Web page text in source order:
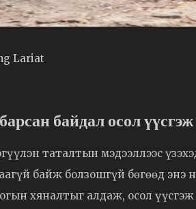
Lariat
байдал осол
таталтын мэдээллээс
байж болзошгүй бөгөөд энэ
хяналтыг алдаж, осол